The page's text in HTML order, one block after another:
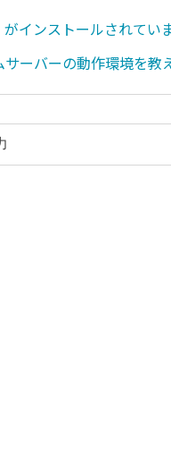
インストールされてい
ーバーの動作環境を教